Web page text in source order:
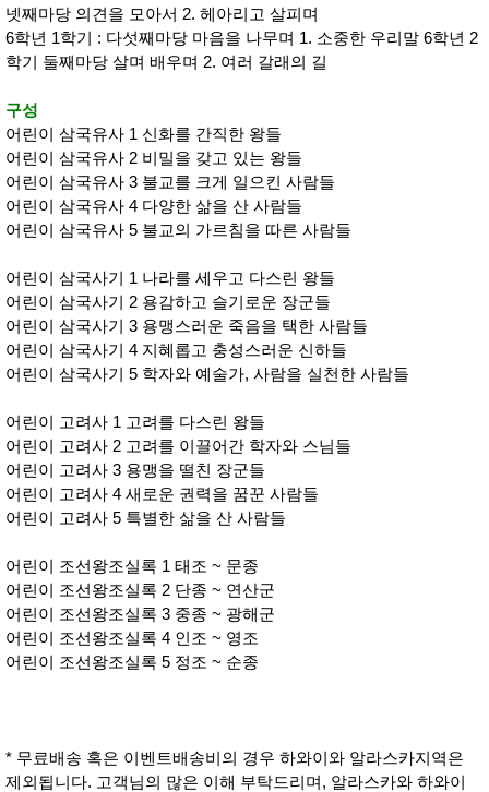
넷째마당 의견을 모아서 2. 헤아리고 살피며
6학년 1학기 : 다섯째마당 마음을 나무며 1. 소중한 우리말 6학년 2
학기 둘째마당 살며 배우며 2. 여러 갈래의 길
구성
어린이 삼국유사 1 신화를 간직한 왕들
어린이 삼국유사 2 비밀을 갖고 있는 왕들
어린이 삼국유사 3 불교를 크게 일으킨 사람들
어린이 삼국유사 4 다양한 삶을 산 사람들
어린이 삼국유사 5 불교의 가르침을 따른 사람들
어린이 삼국사기 1 나라를 세우고 다스린 왕들
어린이 삼국사기 2 용감하고 슬기로운 장군들
어린이 삼국사기 3 용맹스러운 죽음을 택한 사람들
어린이 삼국사기 4 지혜롭고 충성스러운 신하들
어린이 삼국사기 5 학자와 예술가, 사람을 실천한 사람들
어린이 고려사 1 고려를 다스린 왕들
어린이 고려사 2 고려를 이끌어간 학자와 스님들
어린이 고려사 3 용맹을 떨친 장군들
어린이 고려사 4 새로운 권력을 꿈꾼 사람들
어린이 고려사 5 특별한 삶을 산 사람들
어린이 조선왕조실록 1 태조 ~ 문종
어린이 조선왕조실록 2 단종 ~ 연산군
어린이 조선왕조실록 3 중종 ~ 광해군
어린이 조선왕조실록 4 인조 ~ 영조
어린이 조선왕조실록 5 정조 ~ 순종
* 무료배송 혹은 이벤트배송비의 경우 하와이와 알라스카지역은
제외됩니다. 고객님의 많은 이해 부탁드리며, 알라스카와 하와이